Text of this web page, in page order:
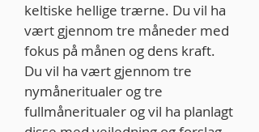
keltiske hellige trærne. Du vil ha
vært gjennom tre måneder med
fokus på månen og dens kraft.
Du vil ha vært gjennom tre
nymåneritualer og tre
fullmåneritualer og vil ha planlagt